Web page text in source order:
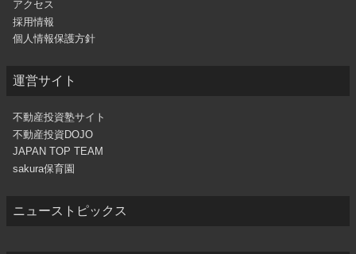
アクセス
採用情報
個人情報保護方針
運営サイト
不動産投資塾サイト
不動産投資DOJO
JAPAN TOP TEAM
sakura保育園
ニューストピックス